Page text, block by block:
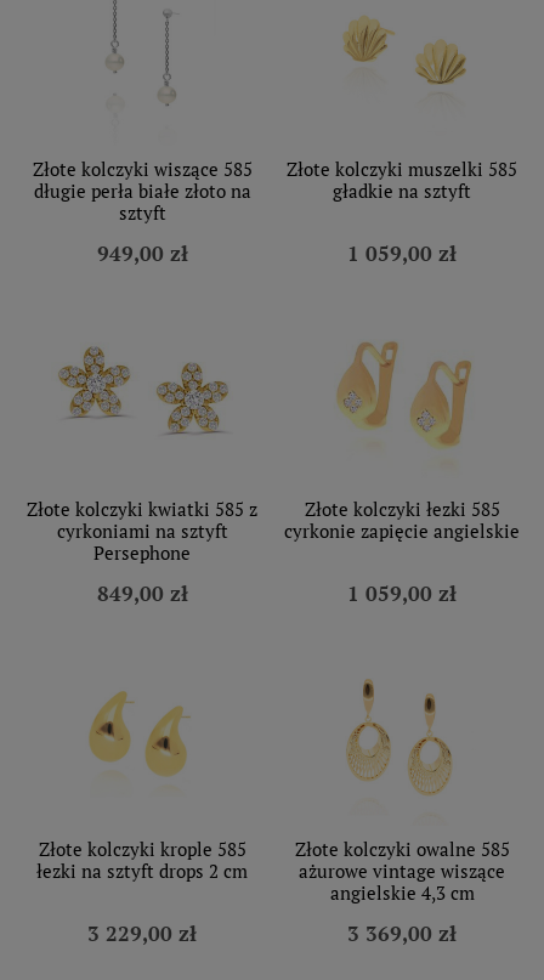
Złote kolczyki wiszące 585
długie perła białe złoto na
sztyft
949,00 zł
Złote kolczyki muszelki 585
gładkie na sztyft
1 059,00 zł
Złote kolczyki kwiatki 585 z
cyrkoniami na sztyft
Persephone
849,00 zł
Złote kolczyki łezki 585
cyrkonie zapięcie angielskie
1 059,00 zł
Złote kolczyki krople 585
łezki na sztyft drops 2 cm
3 229,00 zł
Złote kolczyki owalne 585
ażurowe vintage wiszące
angielskie 4,3 cm
3 369,00 zł